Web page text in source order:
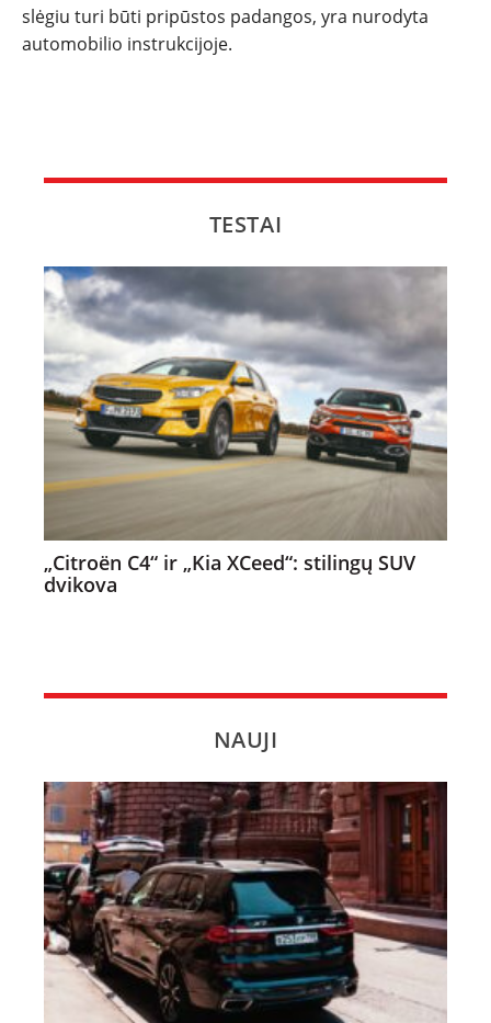
slėgiu turi būti pripūstos padangos, yra nurodyta
automobilio instrukcijoje.
TESTAI
„Citroën C4“ ir „Kia XCeed“: stilingų SUV
dvikova
NAUJI